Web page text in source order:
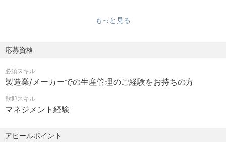
ニーズや時代に応じたサービスを提供してきました。
車輌販売・車検・整備・架装・改造・鈑金・塗装まで産業
ス」「リニボ」「トラック図書館」「ATAGO-CUSTOM」
の主力事業を通じて、全国のお客様から高い評価を受け続
けています。
ネジメントシステム)の認証を取得した当社では、更なる
8時20分〜17時30分（休憩：70分）
【休日・休暇】
年間休日116日
・第2/第４土曜日
・日曜日，祝日休み
・ＧＷ・夏季・年末年始休暇
もっと見る
応募資格
必須スキル
製造業/メーカーでの生産管理のご経験をお持ちの方
歓迎スキル
マネジメント経験
アピールポイント